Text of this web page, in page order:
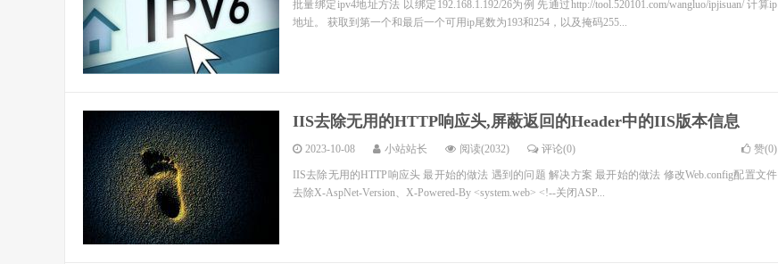
批量绑定ipv4地址方法 以绑定192.168.1.192/26为例 先通过http://tool.520101.com/wangluo/ipjisuan/ 计算ip
地址。 获取到第一个和最后一个可用ip尾数为193和254，以及掩码255...
IIS去除无用的HTTP响应头,屏蔽返回的Header中的IIS版本信息
2023-10-08 小站站长 阅读(2032) 评论(0) 赞(0)
IIS去除无用的HTTP响应头 最开始的做法 遇到的问题 解决方案 最开始的做法 修改Web.config配置文件
去除X-AspNet-Version、X-Powered-By <system.web> <!--关闭ASP...